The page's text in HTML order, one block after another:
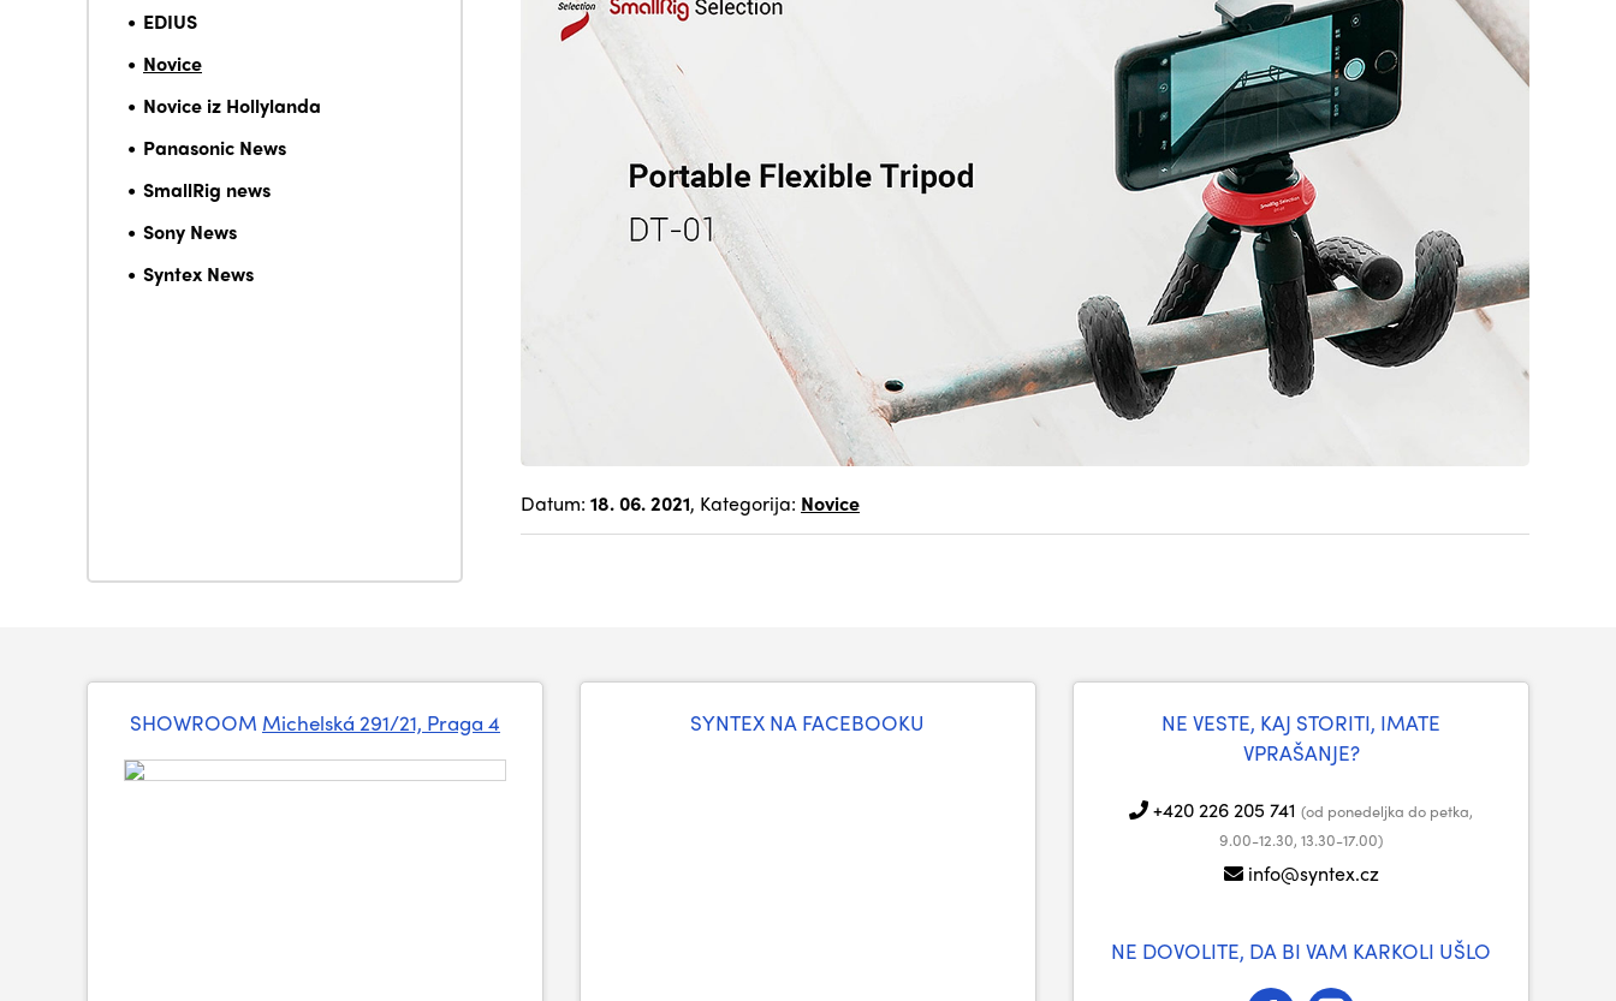
EDIUS
Novice
Novice iz Hollylanda
Panasonic News
SmallRig news
Sony News
Syntex News
Datum: 18. 06. 2021, Kategorija: Novice
SHOWROOM Michelská 291/21, Praga 4 SYNTEX NA FACEBOOKU
NE VESTE, KAJ STORITI, IMATE
VPRAŠANJE?
+420 226 205 741 (od ponedeljka do petka,
9.00-12.30, 13.30-17.00)
info@syntex.cz
NE DOVOLITE, DA BI VAM KARKOLI UŠLO